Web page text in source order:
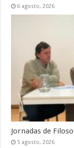
6 agosto, 2026
Jornadas de
5 agosto, 2026